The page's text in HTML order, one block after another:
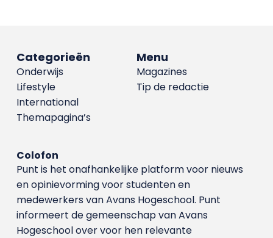
Menu
Magazines
Tip de redactie
Categorieën
Onderwijs
Lifestyle
International
Themapagina’s
Colofon
Punt is het onafhankelijke platform voor nieuws
en opinievorming voor studenten en
medewerkers van Avans Hoge­school. Punt
informeert de gemeenschap van Avans
Hogeschool over voor hen relevante